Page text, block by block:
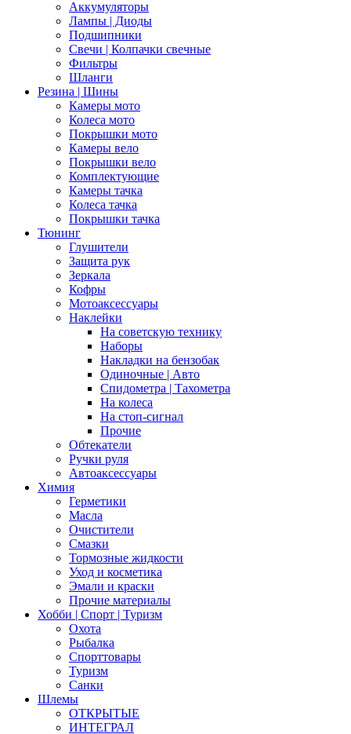
Аккумуляторы
Лампы | Диоды
Подшипники
Свечи | Колпачки свечные
Фильтры
Шланги
Резина | Шины
Камеры мото
Колеса мото
Покрышки мото
Камеры вело
Покрышки вело
Комплектующие
Камеры тачка
Колеса тачка
Покрышки тачка
Тюнинг
Глушители
Защита рук
Зеркала
Кофры
Мотоаксессуары
Наклейки
На советскую технику
Наборы
Накладки на бензобак
Одиночные | Авто
Спидометра | Тахометра
На колеса
На стоп-сигнал
Прочие
Обтекатели
Ручки руля
Автоаксессуары
Химия
Герметики
Масла
Очистители
Смазки
Тормозные жидкости
Уход и косметика
Эмали и краски
Прочие материалы
Хобби | Cпорт | Туризм
Охота
Рыбалка
Спорттовары
Туризм
Санки
Шлемы
ОТКРЫТЫЕ
ИНТЕГРАЛ